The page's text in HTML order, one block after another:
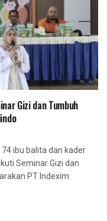
Gizi dan Tumbuh
74 ibu balita dan kader
Seminar Gizi dan
PT Indexim